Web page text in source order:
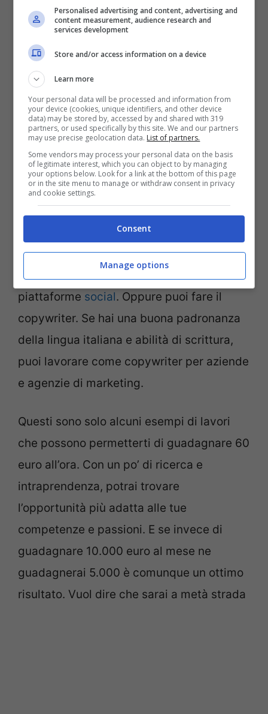
l’insegnante privato e mettere a frutto le
tue conoscenze insegnando materie
scolastiche o lingue straniere a studenti di
ogni età.
Altri due lavori che
possono fare guadagnare
60 euro all’ora
Puoi iniziare una carriera da Youtuber o da
influencer. Se hai talento per la
comunicazione e la creazione di contenuti,
puoi guadagnare con YouTube o altre
piattaforme social. Oppure puoi fare il
copywriter. Se hai una buona padronanza
della lingua italiana e abilità di scrittura,
puoi lavorare come copywriter per aziende
e agenzie di marketing.
Questi sono solo alcuni esempi di lavori
che possono permetterti di guadagnare 60
euro all’ora. Con un po’ di ricerca e
intraprendenza, potrai trovare
l’opportunità più adatta alle tue
competenze e passioni. E se invece di
guadagnare 10.000 euro al mese ne
guadagnerai 5.000 è comunque un ottimo
risultato. Vuol dire che sarai a metà strada
Personalised advertising and content, advertising and
content measurement, audience research and
services development
Store and/or access information on a device
Learn more
Your personal data will be processed and information from
your device (cookies, unique identifiers, and other device
data) may be stored by, accessed by and shared with 319
partners, or used specifically by this site. We and our partners
may use precise geolocation data. List of partners.
Some vendors may process your personal data on the basis
of legitimate interest, which you can object to by managing
your options below. Look for a link at the bottom of this page
or in the site menu to manage or withdraw consent in privacy
and cookie settings.
Consent
Manage options